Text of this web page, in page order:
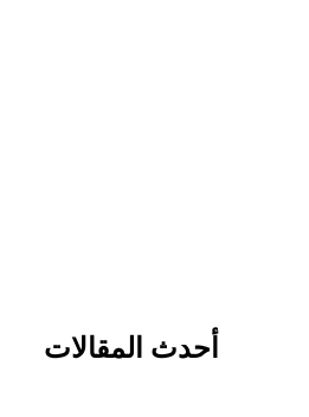
أحدث المقالات